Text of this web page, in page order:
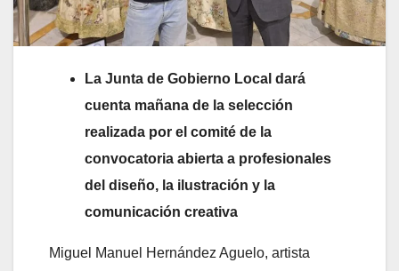
La Junta de Gobierno Local dará
cuenta mañana de la selección
realizada por el comité de la
convocatoria abierta a profesionales
del diseño, la ilustración y la
comunicación creativa
Miguel Manuel Hernández Aguelo, artista